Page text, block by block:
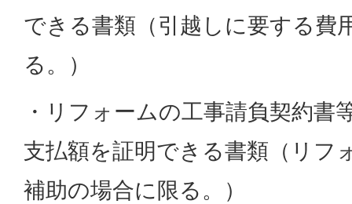
できる書類（引越しに要する費
る。）
・リフォームの工事請負契約書
支払額を証明できる書類（リフ
補助の場合に限る。）